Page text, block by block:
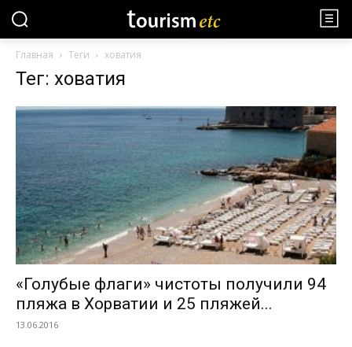
Главная Теги ховатия
Тег: ховатия
«Голубые флаги» чистоты получили 94
пляжа в Хорватии и 25 пляжей...
13.06.2016